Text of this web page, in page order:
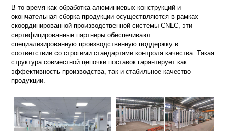
В то время как обработка алюминиевых конструкций и
окончательная сборка продукции осуществляются в рамках
скоординированной производственной системы CNLC, эти
сертифицированные партнеры обеспечивают
специализированную производственную поддержку в
соответствии со строгими стандартами контроля качества. Такая
структура совместной цепочки поставок гарантирует как
эффективность производства, так и стабильное качество
продукции.